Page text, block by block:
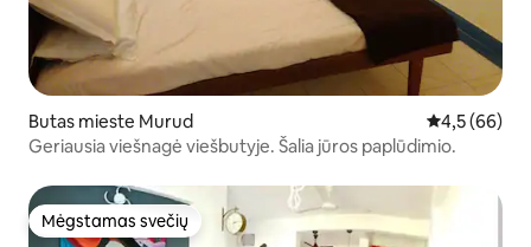
Butas mieste Murud Vidutinis
4,5 (66)
Geriausia viešnagė viešbutyje. Šalia jūros paplūdimio.
Mėgstamas svečių
Mėgstamas svečių